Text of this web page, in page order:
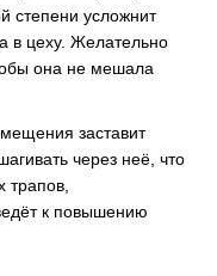
степени усложнит
в цеху. Желательно
она не мешала
заставит
через неё, что
трапов,
к повышению